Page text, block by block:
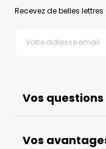
Vos questions
Vos
Recevez de belles